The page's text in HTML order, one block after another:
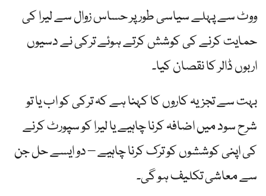
ووٹ سے پہلے سیاسی طور پر حساس زوال سے لیرا کی
حمایت کرنے کی کوشش کرتے ہوئے ترکی نے دسیوں
اربوں ڈالر کا نقصان کیا۔
بہت سے تجزیہ کاروں کا کہنا ہے کہ ترکی کو اب یا تو
شرح سود میں اضافہ کرنا چاہیے یا لیرا کو سپورٹ کرنے
کی اپنی کوششوں کو ترک کرنا چاہیے – دو ایسے حل جن
سے معاشی تکلیف ہو گی۔